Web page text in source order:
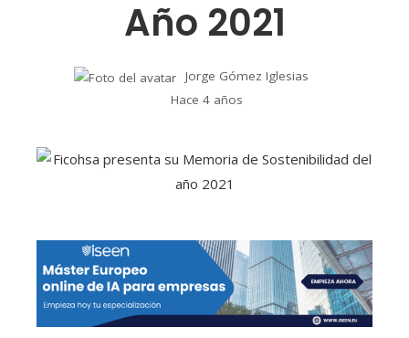
Año 2021
Jorge Gómez Iglesias
Hace 4 años